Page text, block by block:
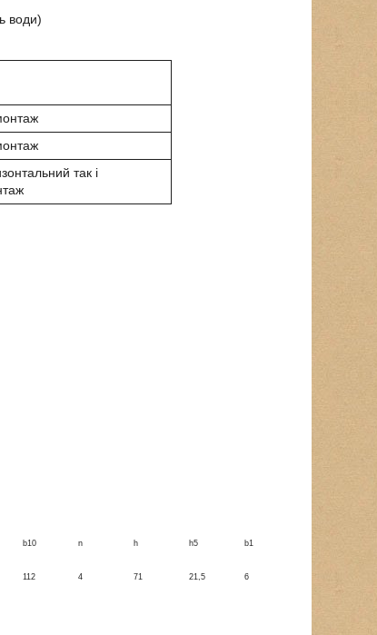
води)
так і
b10 n h h5 b1
112 4 71 21,5 6